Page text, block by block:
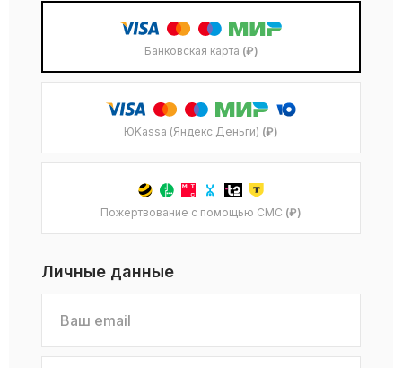
Банковская карта (₽)
ЮKassa (Яндекс.Деньги) (₽)
Пожертвование с помощью СМС (₽)
Личные данные